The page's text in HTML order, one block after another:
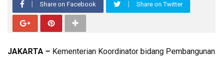
Share on Facebook Share on Twitter
JAKARTA – Kementerian Koordinator bidang Pembangunan